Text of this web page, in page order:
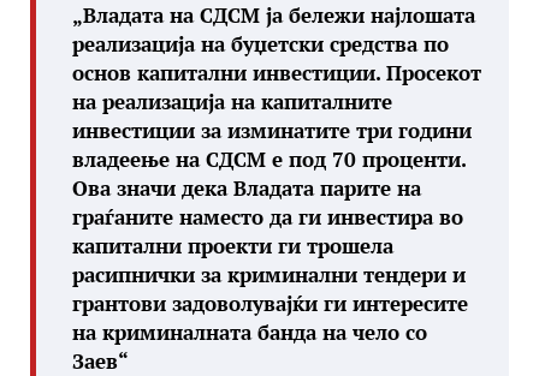
„Владата на СДСМ ја бележи најлошата
реализација на буџетски средства по
основ капитални инвестиции. Просекот
на реализација на капиталните
инвестиции за изминатите три години
владеење на СДСМ е под 70 проценти.
Ова значи дека Владата парите на
граѓаните наместо да ги инвестира во
капитални проекти ги трошела
расипнички за криминални тендери и
грантови задоволувајќи ги интересите
на криминалната банда на чело со
Заев“